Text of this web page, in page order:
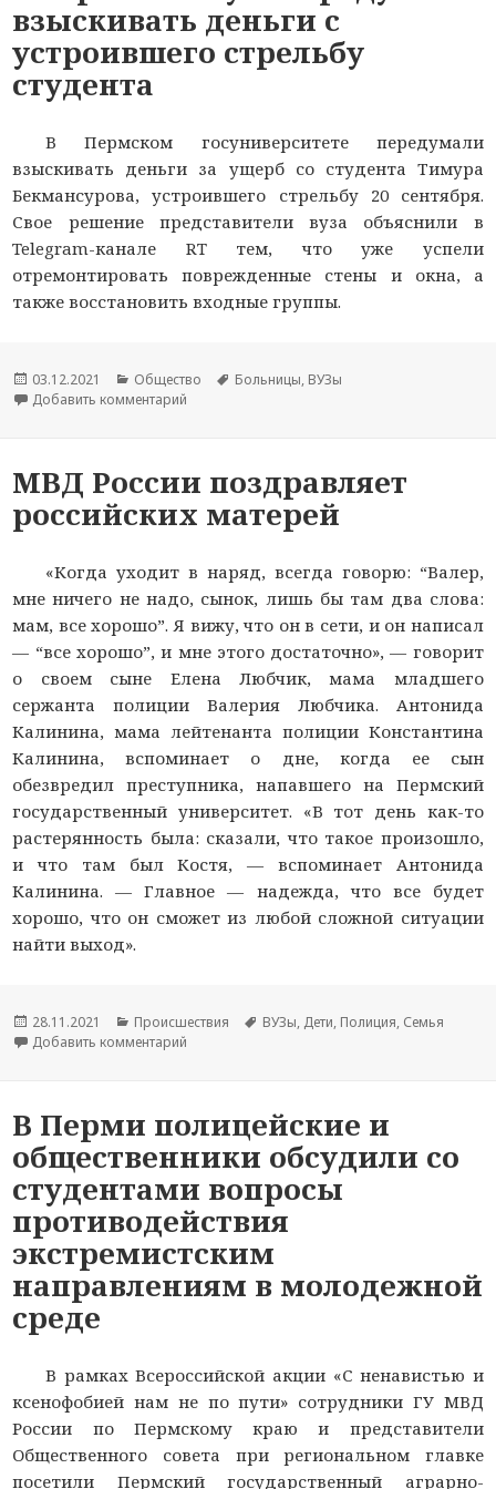
взыскивать деньги с
устроившего стрельбу
студента
В Пермском госуниверситете передумали
взыскивать деньги за ущерб со студента Тимура
Бекмансурова, устроившего стрельбу 20 сентября.
Свое решение представители вуза объяснили в
Telegram-канале RT тем, что уже успели
отремонтировать поврежденные стены и окна, а
также восстановить входные группы.
Опубликовано
03.12.2021 Рубрики
Общество Метки
Больницы, ВУЗы
Добавить комментарий
МВД России поздравляет
российских матерей
«Когда уходит в наряд, всегда говорю: “Валер,
мне ничего не надо, сынок, лишь бы там два слова:
мам, все хорошо”. Я вижу, что он в сети, и он написал
— “все хорошо”, и мне этого достаточно», — говорит
о своем сыне Елена Любчик, мама младшего
сержанта полиции Валерия Любчика. Антонида
Калинина, мама лейтенанта полиции Константина
Калинина, вспоминает о дне, когда ее сын
обезвредил преступника, напавшего на Пермский
государственный университет. «В тот день как-то
растерянность была: сказали, что такое произошло,
и что там был Костя, — вспоминает Антонида
Калинина. — Главное — надежда, что все будет
хорошо, что он сможет из любой сложной ситуации
найти выход».
Опубликовано
28.11.2021 Рубрики
Происшествия Метки
ВУЗы, Дети, Полиция, Семья
Добавить комментарий
В Перми полицейские и
общественники обсудили со
студентами вопросы
противодействия
экстремистским
направлениям в молодежной
среде
В рамках Всероссийской акции «С ненавистью и
ксенофобией нам не по пути» сотрудники ГУ МВД
России по Пермскому краю и представители
Общественного совета при региональном главке
посетили Пермский государственный аграрно-